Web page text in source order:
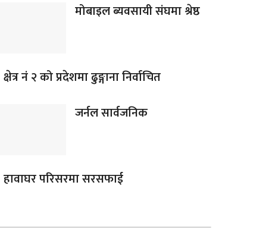
मोबाइल ब्यवसायी संघमा श्रेष्ठ
क्षेत्र नं २ को प्रदेशमा ढुङ्गाना निर्वाचित
जर्नल सार्वजनिक
हावाघर परिसरमा सरसफाई